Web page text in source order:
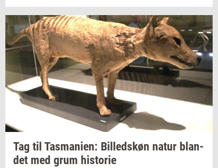
Tag til Tas­ma­ni­en: Bil­leds­køn natur blan­
det med grum hi­sto­rie